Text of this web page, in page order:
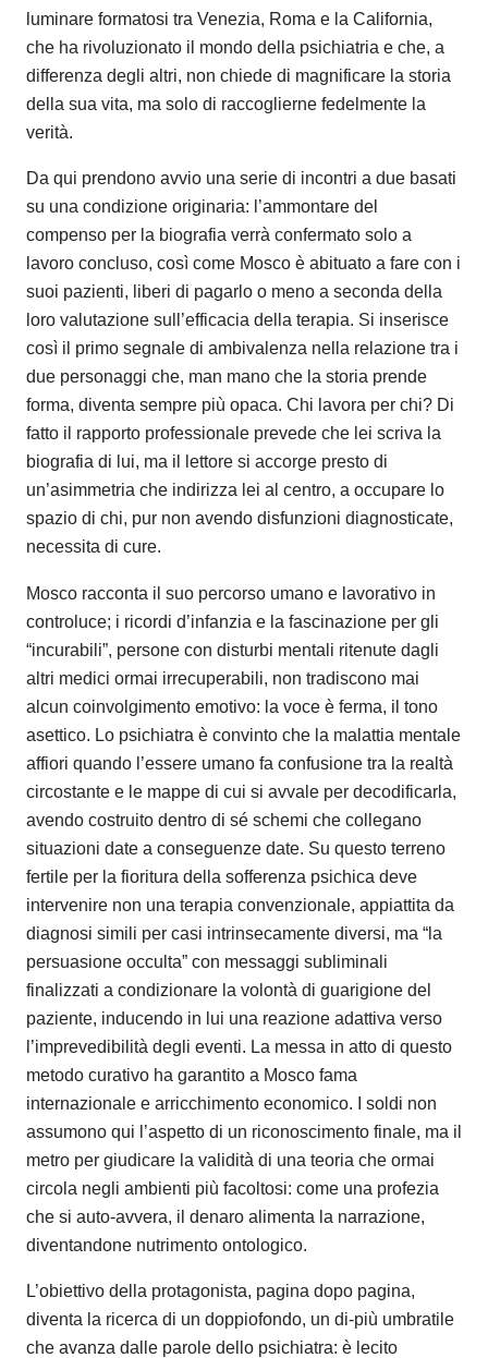
luminare formatosi tra Venezia, Roma e la California,
che ha rivoluzionato il mondo della psichiatria e che, a
differenza degli altri, non chiede di magnificare la storia
della sua vita, ma solo di raccoglierne fedelmente la
verità.
Da qui prendono avvio una serie di incontri a due basati
su una condizione originaria: l’ammontare del
compenso per la biografia verrà confermato solo a
lavoro concluso, così come Mosco è abituato a fare con i
suoi pazienti, liberi di pagarlo o meno a seconda della
loro valutazione sull’efficacia della terapia. Si inserisce
così il primo segnale di ambivalenza nella relazione tra i
due personaggi che, man mano che la storia prende
forma, diventa sempre più opaca. Chi lavora per chi? Di
fatto il rapporto professionale prevede che lei scriva la
biografia di lui, ma il lettore si accorge presto di
un’asimmetria che indirizza lei al centro, a occupare lo
spazio di chi, pur non avendo disfunzioni diagnosticate,
necessita di cure.
Mosco racconta il suo percorso umano e lavorativo in
controluce; i ricordi d’infanzia e la fascinazione per gli
“incurabili”, persone con disturbi mentali ritenute dagli
altri medici ormai irrecuperabili, non tradiscono mai
alcun coinvolgimento emotivo: la voce è ferma, il tono
asettico. Lo psichiatra è convinto che la malattia mentale
affiori quando l’essere umano fa confusione tra la realtà
circostante e le mappe di cui si avvale per decodificarla,
avendo costruito dentro di sé schemi che collegano
situazioni date a conseguenze date. Su questo terreno
fertile per la fioritura della sofferenza psichica deve
intervenire non una terapia convenzionale, appiattita da
diagnosi simili per casi intrinsecamente diversi, ma “la
persuasione occulta” con messaggi subliminali
finalizzati a condizionare la volontà di guarigione del
paziente, inducendo in lui una reazione adattiva verso
l’imprevedibilità degli eventi. La messa in atto di questo
metodo curativo ha garantito a Mosco fama
internazionale e arricchimento economico. I soldi non
assumono qui l’aspetto di un riconoscimento finale, ma il
metro per giudicare la validità di una teoria che ormai
circola negli ambienti più facoltosi: come una profezia
che si auto-avvera, il denaro alimenta la narrazione,
diventandone nutrimento ontologico.
L’obiettivo della protagonista, pagina dopo pagina,
diventa la ricerca di un doppiofondo, un di-più umbratile
che avanza dalle parole dello psichiatra: è lecito